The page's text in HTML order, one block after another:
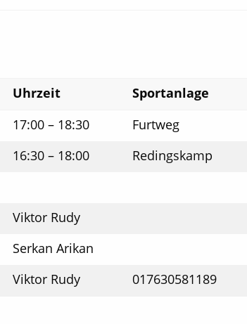
Uhrzeit
Sportanlage
17:00 – 18:30
Furtweg
16:30 – 18:00
Redingskamp
Viktor Rudy
Serkan Arikan
Viktor Rudy 017630581189